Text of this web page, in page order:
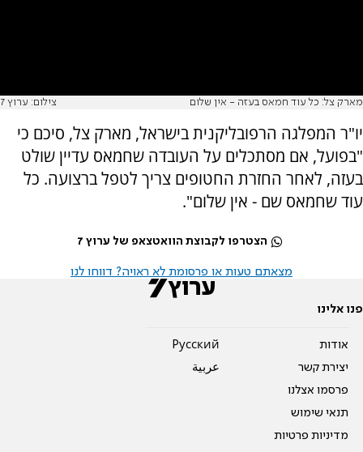
מארק צל: כל עוד חמאס בעזה - אין שלום צילום: ערוץ 7
יו"ר המפלגה הרפובליקנית בישראל, מארק צל, סיכם כי
"בפועל, אם מסתכלים על העובדה שחמאס עדיין שולט
בעזה, לאחר החזרת החטופים צריך לטפל ברצועה. כל
עוד שחמאס שם - אין שלום".
הצטרפו לקבוצת הוואטצאפ של ערוץ 7
מצאתם טעות או פרסומת לא ראויה? דווחו לנו
פנו אלינו
אודות
יצירת קשר
פרסמו אצלנו
תנאי שימוש
מדיניות פרטיות
Pусский
عربية